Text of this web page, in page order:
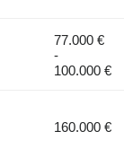
77.000 €
-
100.000 €
160.000 €